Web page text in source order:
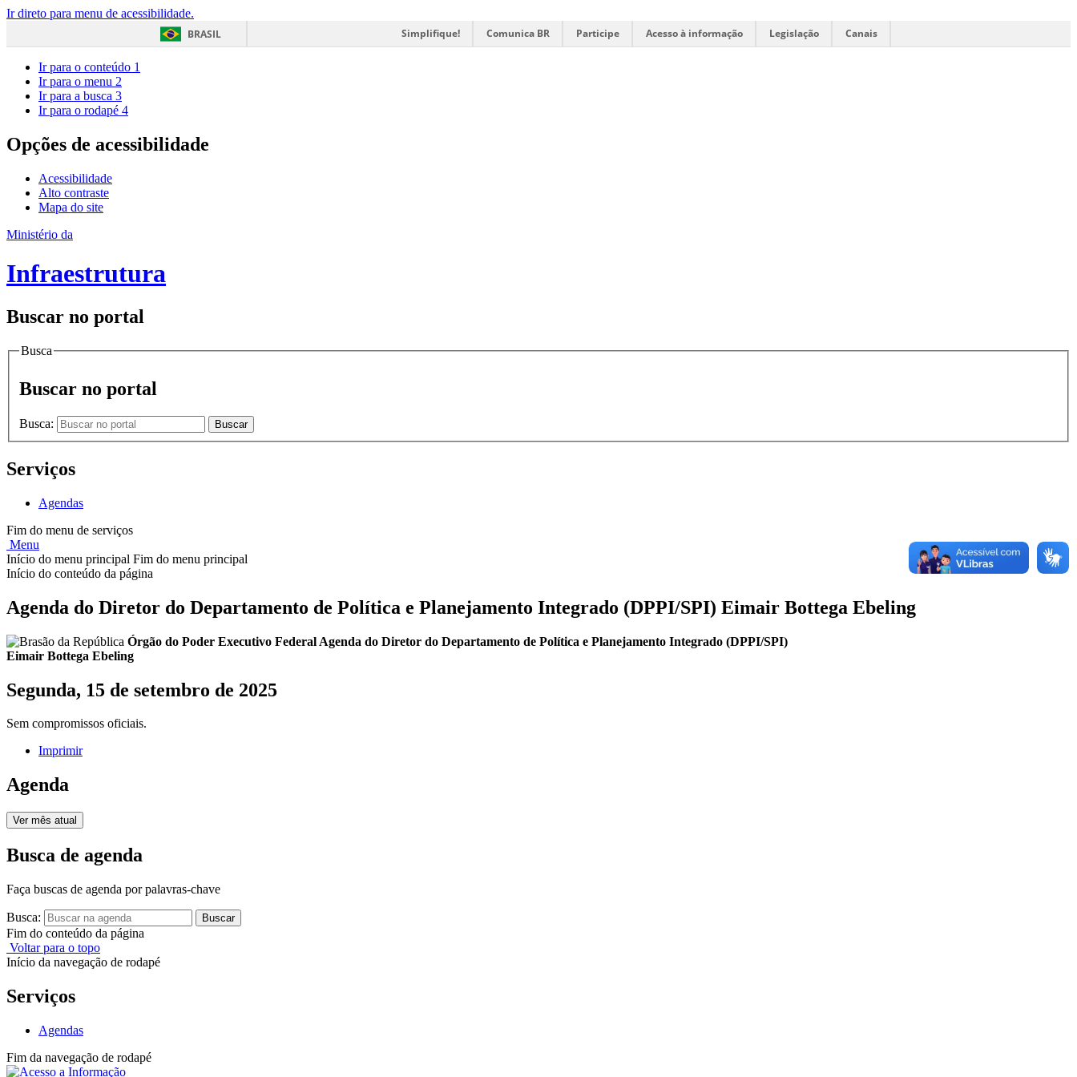
Ir direto para menu de acessibilidade.
BRASIL
Simplifique! Comunica BR Participe Acesso à informação Legislação Canais
Ir para o conteúdo 1
Ir para o menu 2
Ir para a busca 3
Ir para o rodapé 4
Opções de acessibilidade
Acessibilidade
Alto contraste
Mapa do site
Ministério da
Infraestrutura
Buscar no portal
Busca
Buscar no portal
Busca: Buscar
Serviços
Agendas
Fim do menu de serviços
Menu
Início do menu principal Fim do menu principal
Início do conteúdo da página
Agenda do Diretor do Departamento de Política e Planejamento Integrado (DPPI/SPI) Eimair Bottega Ebeling
Órgão do Poder Executivo Federal Agenda do Diretor do Departamento de Política e Planejamento Integrado (DPPI/SPI)
Eimair Bottega Ebeling
Segunda, 15 de setembro de 2025
Sem compromissos oficiais.
Imprimir
Agenda
Ver mês atual
Busca de agenda
Faça buscas de agenda por palavras-chave
Busca: Buscar
Fim do conteúdo da página
Voltar para o topo
Início da navegação de rodapé
Serviços
Agendas
Fim da navegação de rodapé